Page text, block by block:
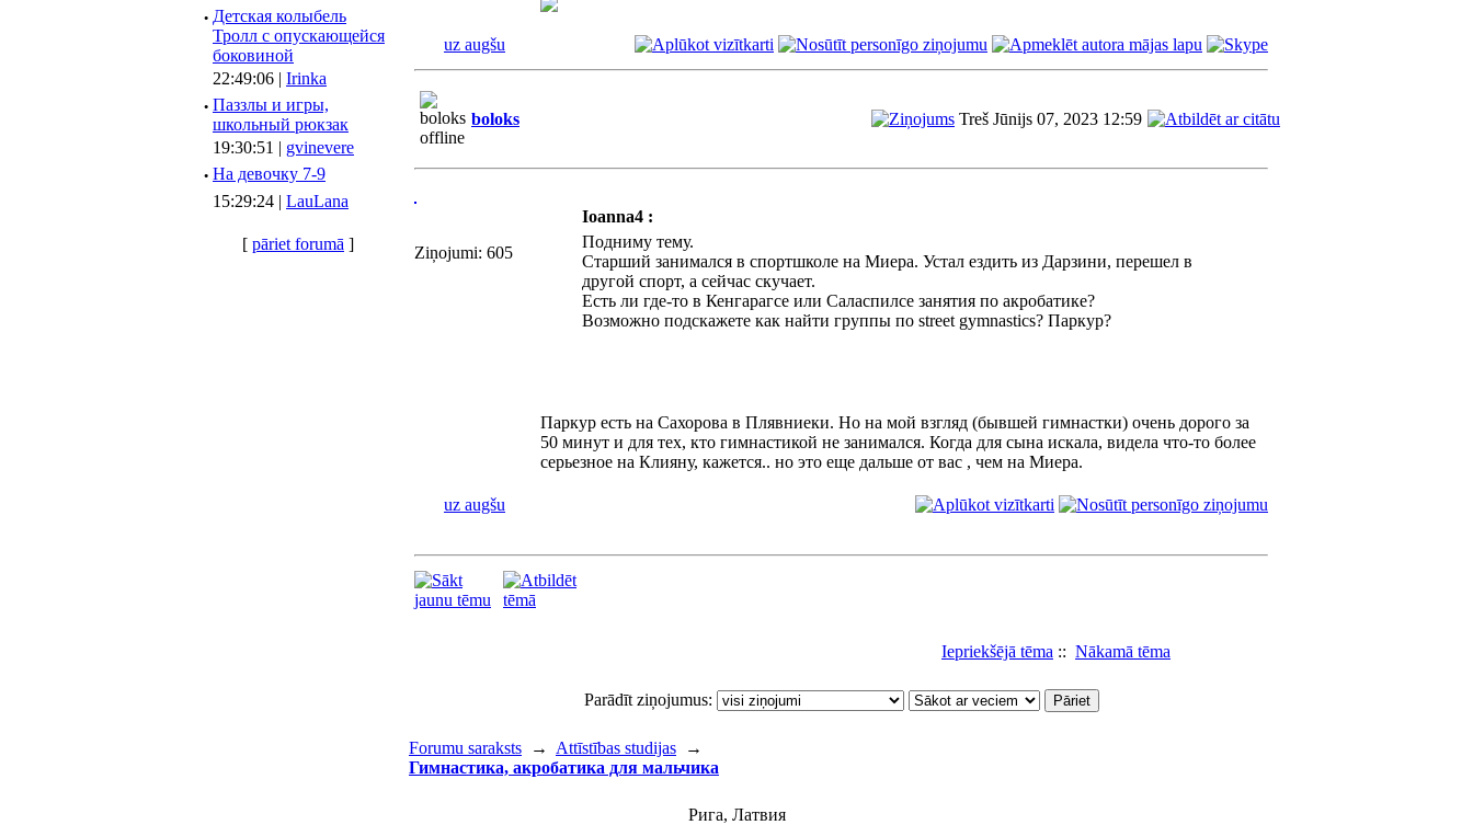
· Детская колыбель
Тролл с опускающейся
боковиной
22:49:06 | Irinka
· Паззлы и игры,
школьный рюкзак
19:30:51 | gvinevere
· Hа девочку 7-9
15:29:24 | LauLana
[ pāriet forumā ]
uz augšu
boloks Treš Jūnijs 07, 2023 12:59
Ziņojumi: 605
Ioanna4 :
Подниму тему.
Старший занимался в спортшколе на Миера. Устал ездить из Дарзини, перешел в
другой спорт, а сейчас скучает.
Есть ли где-то в Кенгарагсе или Саласпилсе занятия по акробатике?
Возможно подскажете как найти группы по street gymnastics? Паркур?
Паркур есть на Сахорова в Плявниеки. Но на мой взгляд (бывшей гимнастки) очень дорого за
50 минут и для тех, кто гимнастикой не занимался. Когда для сына искала, видела что-то более
серьезное на Клияну, кажется.. но это еще дальше от вас , чем на Миера.
uz augšu
Iepriekšējā tēma :: Nākamā tēma
Parādīt ziņojumus:
Forumu saraksts → Attīstības studijas →
Гимнастика, акробатика для мальчика
Рига, Латвия